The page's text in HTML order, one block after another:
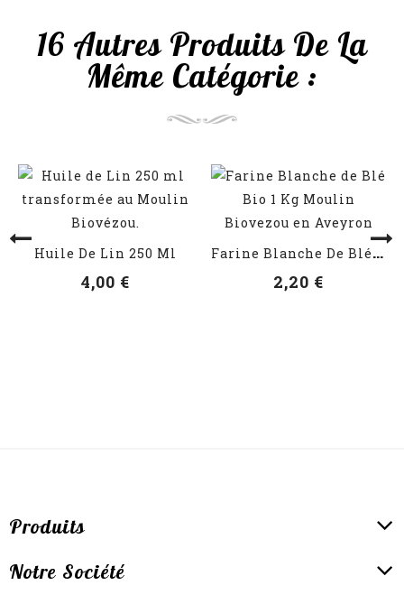
16 Autres Produits De La
Même Catégorie :
VOIR LES DÉTAILS
Huile De Lin 250 Ml
4,00 €
VOIR LES DÉTAILS F
Arine Blanche De Blé Bio 1 Kg
2,20 €
Produits
Notre Société